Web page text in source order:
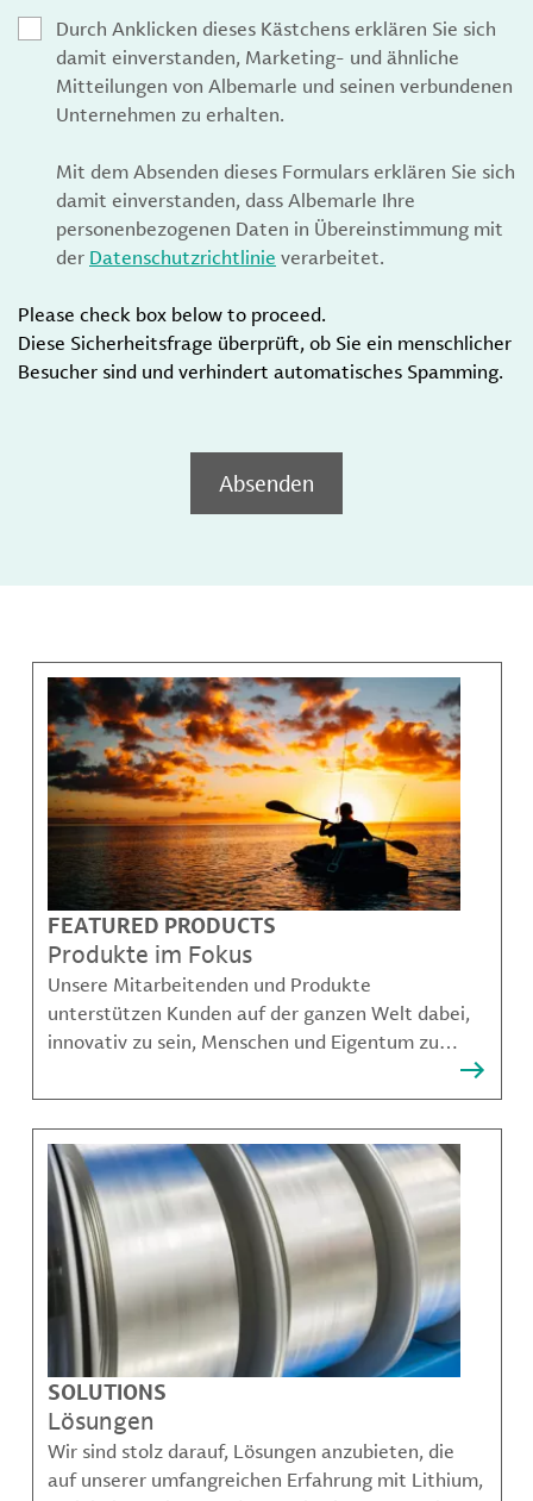
Durch Anklicken dieses Kästchens erklären Sie sich
damit einverstanden, Marketing- und ähnliche
Mitteilungen von Albemarle und seinen verbundenen
Unternehmen zu erhalten.
Mit dem Absenden dieses Formulars erklären Sie sich
damit einverstanden, dass Albemarle Ihre
personenbezogenen Daten in Übereinstimmung mit
der Datenschutzrichtlinie verarbeitet.
Please check box below to proceed.
Diese Sicherheitsfrage überprüft, ob Sie ein menschlicher
Besucher sind und verhindert automatisches Spamming.
Absenden
FEATURED PRODUCTS
Produkte im Fokus
Unsere Mitarbeitenden und Produkte
unterstützen Kunden auf der ganzen Welt dabei,
innovativ zu sein, Menschen und Eigentum zu
nachhaltigere Möglichkeiten für Mobilität,
Kommunikation und Wachstum zu schaffen.
SOLUTIONS
Lösungen
Wir sind stolz darauf, Lösungen anzubieten, die
auf unserer umfangreichen Erfahrung mit Lithium,